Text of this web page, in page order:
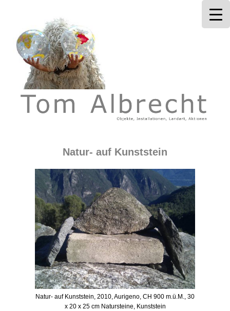
Tom Albrecht
Natur- auf Kunststein
Natur- auf Kunststein, 2010, Aurigeno, CH 900 m.ü.M., 30
x 20 x 25 cm Natursteine, Kunststein